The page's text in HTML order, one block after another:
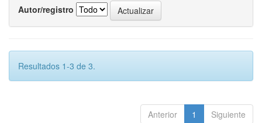
Autor/registro
Resultados 1-3 de 3.
Anterior 1 Siguiente